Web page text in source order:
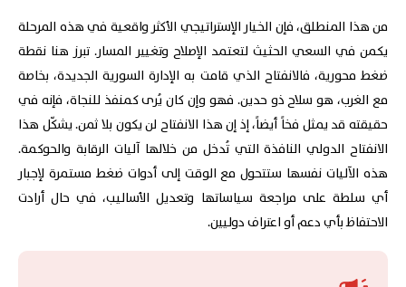
من هذا المنطلق، فإن الخيار الإستراتيجي الأكثر واقعية في هذه المرحلة
يكمن في السعي الحثيث لتعتمد الإصلاح وتغيير المسار. تبرز هنا نقطة
ضغط محورية، فالانفتاح الذي قامت به الإدارة السورية الجديدة، بخاصة
مع الغرب، هو سلاح ذو حدين. فهو وإن كان يُرى كمنفذ للنجاة، فإنه في
حقيقته قد يمثل فخاً أيضاً، إذ إن هذا الانفتاح لن يكون بلا ثمن. يشكّل هذا
الانفتاح الدولي النافذة التي تُدخل من خلالها آليات الرقابة والحوكمة.
هذه الآليات نفسها ستتحول مع الوقت إلى أدوات ضغط مستمرة لإجبار
أي سلطة على مراجعة سياساتها وتعديل الأساليب، في حال أرادت
الاحتفاظ بأي دعم أو اعتراف دوليين.